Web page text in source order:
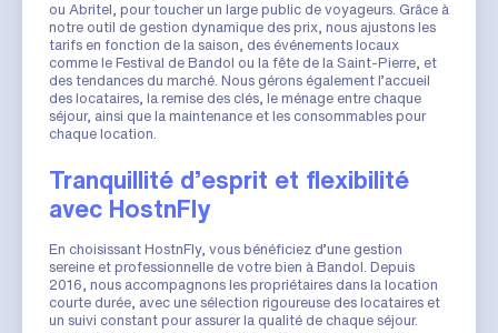
ou Abritel, pour toucher un large public de voyageurs. Grâce à
notre outil de gestion dynamique des prix, nous ajustons les
tarifs en fonction de la saison, des événements locaux
comme le Festival de Bandol ou la fête de la Saint-Pierre, et
des tendances du marché. Nous gérons également l’accueil
des locataires, la remise des clés, le ménage entre chaque
séjour, ainsi que la maintenance et les consommables pour
chaque location.
Tranquillité d’esprit et flexibilité
avec HostnFly
En choisissant HostnFly, vous bénéficiez d’une gestion
sereine et professionnelle de votre bien à Bandol. Depuis
2016, nous accompagnons les propriétaires dans la location
courte durée, avec une sélection rigoureuse des locataires et
un suivi constant pour assurer la qualité de chaque séjour.